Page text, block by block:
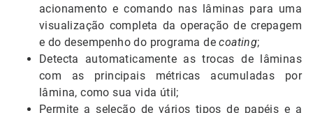
acionamento e comando nas lâminas para uma
visualização completa da operação de crepagem
e do desempenho do programa decoating;
Detecta automaticamente as trocas de lâminas
com as principais métricas acumuladas por
lâmina, como sua vida útil;
Permite a seleção de vários tipos de papéis e a